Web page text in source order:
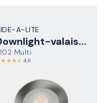
A-LITE
Downlight-valaisin
Multi
4,9